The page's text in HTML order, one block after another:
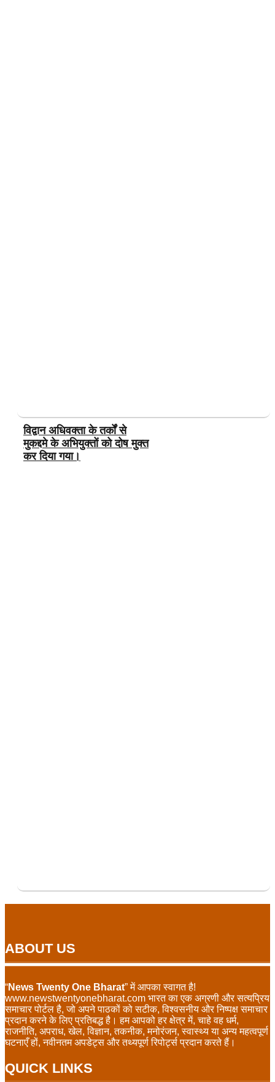
विद्वान अधिवक्ता के तर्कों से
मुकद्दमे के अभियुक्तों को दोष मुक्त
कर दिया गया।
ABOUT US
“News Twenty One Bharat” में आपका स्वागत है!
www.newstwentyonebharat.com भारत का एक अग्रणी और सत्यप्रिय
समाचार पोर्टल है, जो अपने पाठकों को सटीक, विश्वसनीय और निष्पक्ष समाचार
प्रदान करने के लिए प्रतिबद्ध है। हम आपको हर क्षेत्र में, चाहे वह धर्म,
राजनीति, अपराध, खेल, विज्ञान, तकनीक, मनोरंजन, स्वास्थ्य या अन्य महत्वपूर्ण
घटनाएँ हों, नवीनतम अपडेट्स और तथ्यपूर्ण रिपोर्ट्स प्रदान करते हैं।
QUICK LINKS